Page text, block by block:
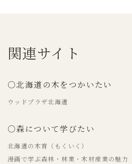
関連サイト
○北海道の木をつかいたい
ウッドプラザ北海道
○森について学びたい
北海道の木育（もくいく）
漫画で学ぶ森林・林業・木材産業の魅力